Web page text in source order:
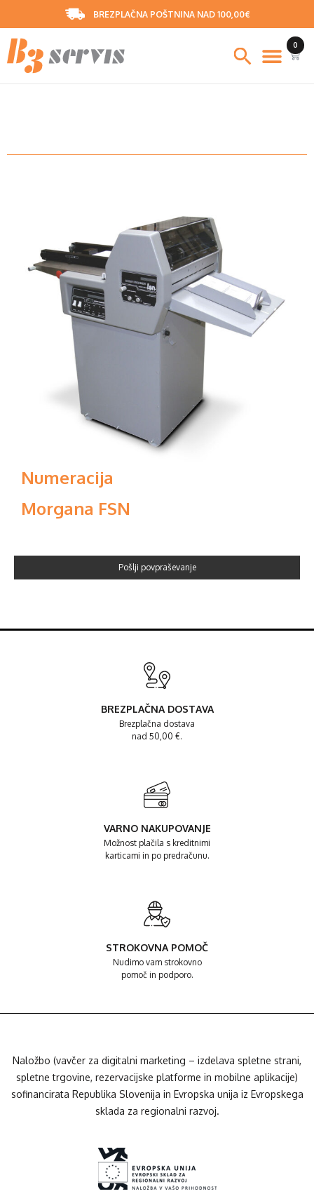
BREZPLAČNA POŠTNINA NAD 100,00€
Numeracija
Morgana FSN
Pošlji povpraševanje
BREZPLAČNA DOSTAVA
Brezplačna dostava
nad 50,00 €.
VARNO NAKUPOVANJE
Možnost plačila s kreditnimi
karticami in po predračunu.
STROKOVNA POMOČ
Nudimo vam strokovno
pomoč in podporo.
Naložbo (vavčer za digitalni marketing – izdelava spletne strani,
spletne trgovine, rezervacijske platforme in mobilne aplikacije)
sofinancirata Republika Slovenija in Evropska unija iz Evropskega
sklada za regionalni razvoj.